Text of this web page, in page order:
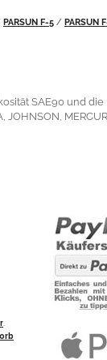
PARSUN F-5 / PARSUN
SAE90 und die
.